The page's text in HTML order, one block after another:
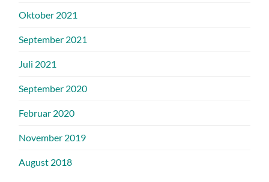
Oktober 2021
September 2021
Juli 2021
September 2020
Februar 2020
November 2019
August 2018